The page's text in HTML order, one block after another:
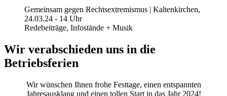
Gemeinsam gegen Rechtsextremismus | Kaltenkirchen,
24.03.24 - 14 Uhr
Redebeiträge, Infostände + Musik
Wir verabschieden uns in die
Betriebsferien
Wir wünschen Ihnen frohe Festtage, einen entspannten
Jahresausklang und einen tollen Start in das Jahr 2024!